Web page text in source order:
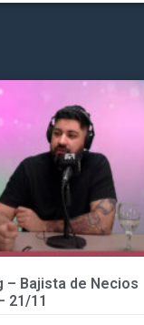
– Bajista de Necios
21/11